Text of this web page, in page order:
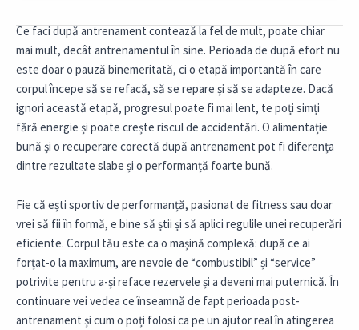
Ce faci după antrenament contează la fel de mult, poate chiar
mai mult, decât antrenamentul în sine. Perioada de după efort nu
este doar o pauză binemeritată, ci o etapă importantă în care
corpul începe să se refacă, să se repare și să se adapteze. Dacă
ignori această etapă, progresul poate fi mai lent, te poți simți
fără energie și poate crește riscul de accidentări. O alimentație
bună și o recuperare corectă după antrenament pot fi diferența
dintre rezultate slabe și o performanță foarte bună.
Fie că ești sportiv de performanță, pasionat de fitness sau doar
vrei să fii în formă, e bine să știi și să aplici regulile unei recuperări
eficiente. Corpul tău este ca o mașină complexă: după ce ai
forțat-o la maximum, are nevoie de “combustibil” și “service”
potrivite pentru a-și reface rezervele și a deveni mai puternică. În
continuare vei vedea ce înseamnă de fapt perioada post-
antrenament și cum o poți folosi ca pe un ajutor real în atingerea